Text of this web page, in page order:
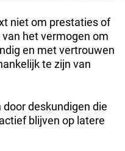
niet om prestaties of
het vermogen om
en met vertrouwen
te zijn van
deskundigen die
blijven op latere